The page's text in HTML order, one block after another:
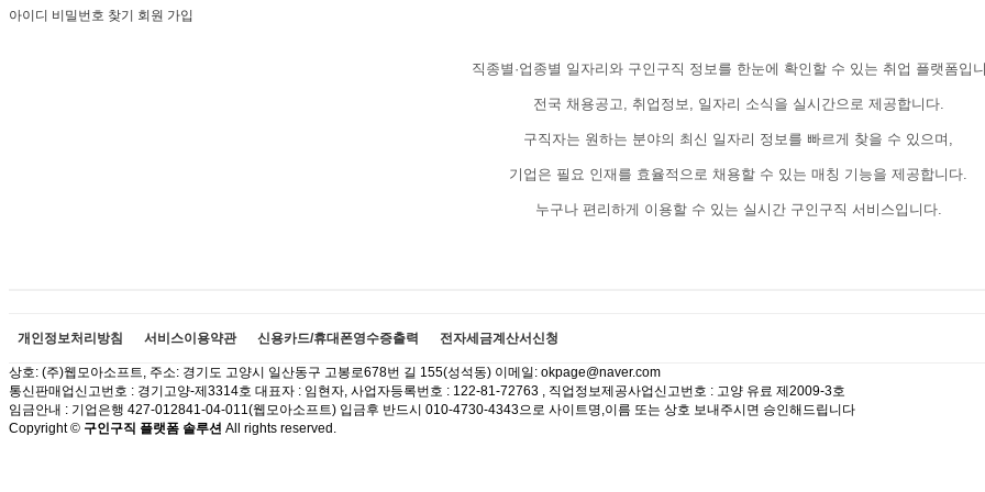
아이디 비밀번호 찾기 회원 가입
직종별·업종별 일자리와 구인구직 정보를 한눈에 확인할 수 있는 취업 플랫폼입
전국 채용공고, 취업정보, 일자리 소식을 실시간으로 제공합니다.
구직자는 원하는 분야의 최신 일자리 정보를 빠르게 찾을 수 있으며,
기업은 필요 인재를 효율적으로 채용할 수 있는 매칭 기능을 제공합니다.
누구나 편리하게 이용할 수 있는 실시간 구인구직 서비스입니다.
개인정보처리방침 서비스이용약관 신용카드/휴대폰영수증출력 전자세금계산서신청
상호: (주)웹모아소프트, 주소: 경기도 고양시 일산동구 고봉로678번 길 155(성석동) 이메일: okpage@naver.com
통신판매업신고번호 : 경기고양-제3314호 대표자 : 임현자, 사업자등록번호 : 122-81-72763 , 직업정보제공사업신고번호 : 고양 유료 제2009-3호
임금안내 : 기업은행 427-012841-04-011(웹모아소프트) 입금후 반드시 010-4730-4343으로 사이트명,이름 또는 상호 보내주시면 승인해드립니다
Copyright © 구인구직 플랫폼 솔루션 All rights reserved.